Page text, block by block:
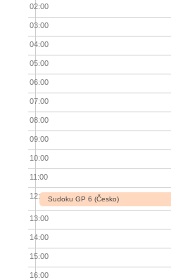
02:00
03:00
04:00
05:00
06:00
07:00
08:00
09:00
10:00
11:00
12:00Sudoku GP 6 (Česko)
13:00
14:00
15:00
16:00